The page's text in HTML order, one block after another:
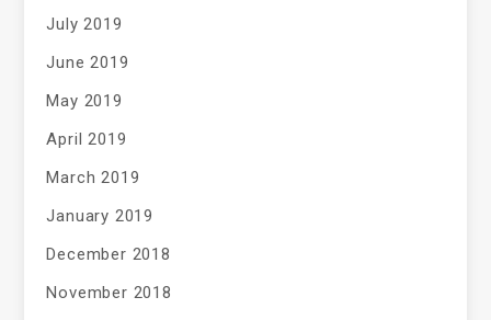
July 2019
June 2019
May 2019
April 2019
March 2019
January 2019
December 2018
November 2018